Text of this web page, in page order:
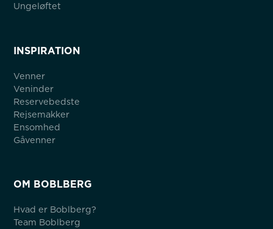
Ungeløftet
INSPIRATION
Venner
Veninder
Reservebedste
Rejsemakker
Ensomhed
Gåvenner
OM BOBLBERG
Hvad er Boblberg?
Team Boblberg